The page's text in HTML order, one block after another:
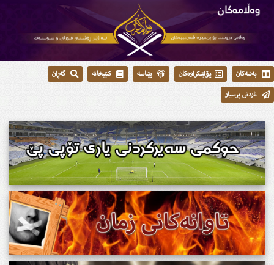
بەشەکان پۆلێنکراوەکان پێناسە کتێبخانە
گەڕان
ناردنی پرسیار